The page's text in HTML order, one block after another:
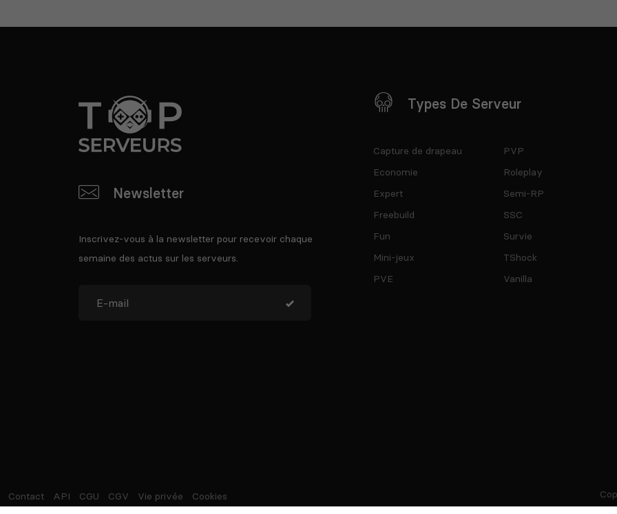
Newsletter
Inscrivez-vous à la newsletter pour recevoir chaque
semaine des actus sur les serveurs.
Types De Serveur
Capture de drapeau
Economie
Expert
Freebuild
Fun
Mini-jeux
PVE
PVP
Roleplay
Semi-RP
SSC
Survie
TShock
Vanilla
Contact API CGU CGV Vie privée Cookies